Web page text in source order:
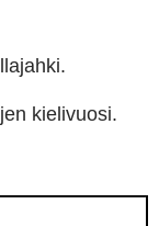
kielivuosi.